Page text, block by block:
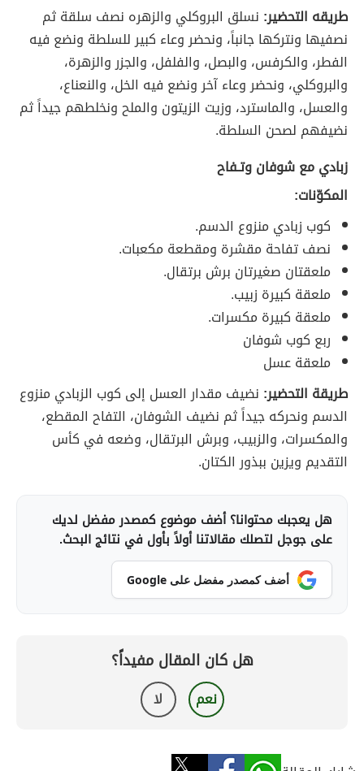
طريقه التحضير: نسلق البروكلي والزهره نصف سلقة ثم
نصفيها ونتركها جانباً، ونحضر وعاء كبير للسلطة ونضع فيه
الفطر، والكرفس، والبصل، والفلفل، والجزر والزهرة،
والبروكلي، ونحضر وعاء آخر ونضع فيه الخل، والنعناع،
والعسل، والماسترد، وزيت الزيتون والملح ونخلطهم جيداً ثم
نضيفهم لصحن السلطة.
زبادي مع شوفان وتـفاح
المكوّنات:
كوب زبادي منزوع الدسم.
نصف تفاحة مقشرة ومقطعة مكعبات.
ملعقتان صغيرتان برش برتقال.
ملعقة كبيرة زبيب.
ملعقة كبيرة مكسرات.
ربع كوب شوفان
ملعقة عسل
طريقة التحضير: نضيف مقدار العسل إلى كوب الزبادي منزوع
الدسم ونحركه جيداً ثم نضيف الشوفان، التفاح المقطع،
والمكسرات، والزبيب، وبرش البرتقال، وضعه في كأس
التقديم ويزين ببذور الكتان.
هل يعجبك محتوانا؟ أضف موضوع كمصدر مفضل لديك
على جوجل لتصلك مقالاتنا أولاً بأول في نتائج البحث.
أضف كمصدر مفضل على Google
هل كان المقال مفيداً؟
نعم لا